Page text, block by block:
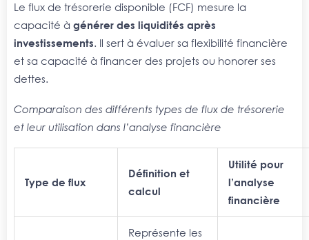
Le flux de trésorerie disponible (FCF) mesure la
capacité à générer des liquidités après
investissements. Il sert à évaluer sa flexibilité financière
et sa capacité à financer des projets ou honorer ses
dettes.
Comparaison des différents types de flux de trésorerie
et leur utilisation dans l’analyse financière
Type de flux
Définition et
calcul
Utilité pour
l’analyse
financière
Représente les